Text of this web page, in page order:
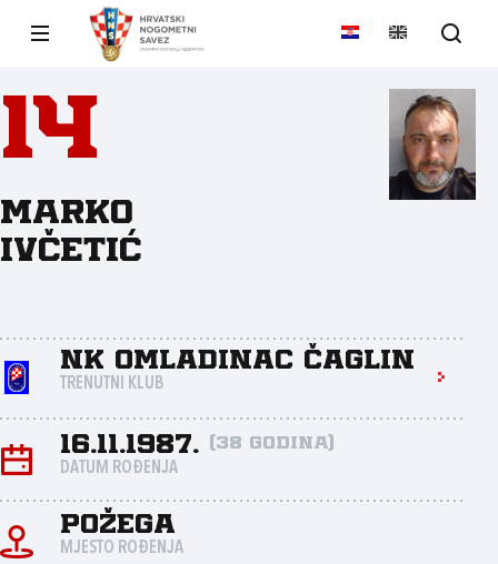
14
Marko
Ivčetić
NK Omladinac Čaglin
TRENUTNI KLUB
16.11.1987. (38 godina)
DATUM ROĐENJA
Požega
MJESTO ROĐENJA